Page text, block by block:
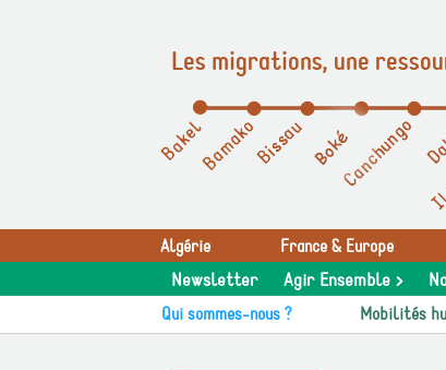
Les migrations, une
Algérie France & Europe
Newsletter Agir Ensemble >
Qui sommes-nous ? Mobilités